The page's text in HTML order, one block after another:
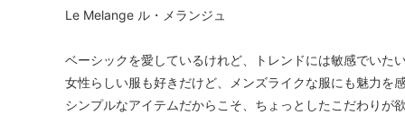
A PIECE OF CHIC
Le Melange ル・メランジュ
ベーシックを愛しているけれど、トレンドには敏感でいたい
女性らしい服も好きだけど、メンズライクな服にも魅力を感
シンプルなアイテムだからこそ、ちょっとしたこだわりが欲